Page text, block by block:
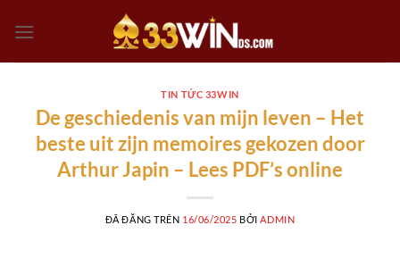
đến
TIN TỨC 33WIN
De geschiedenis van mijn leven – Het
beste uit zijn memoires gekozen door
Arthur Japin – Lees PDF’s online
ĐÃ ĐĂNG TRÊN 16/06/2025 BỞI ADMIN